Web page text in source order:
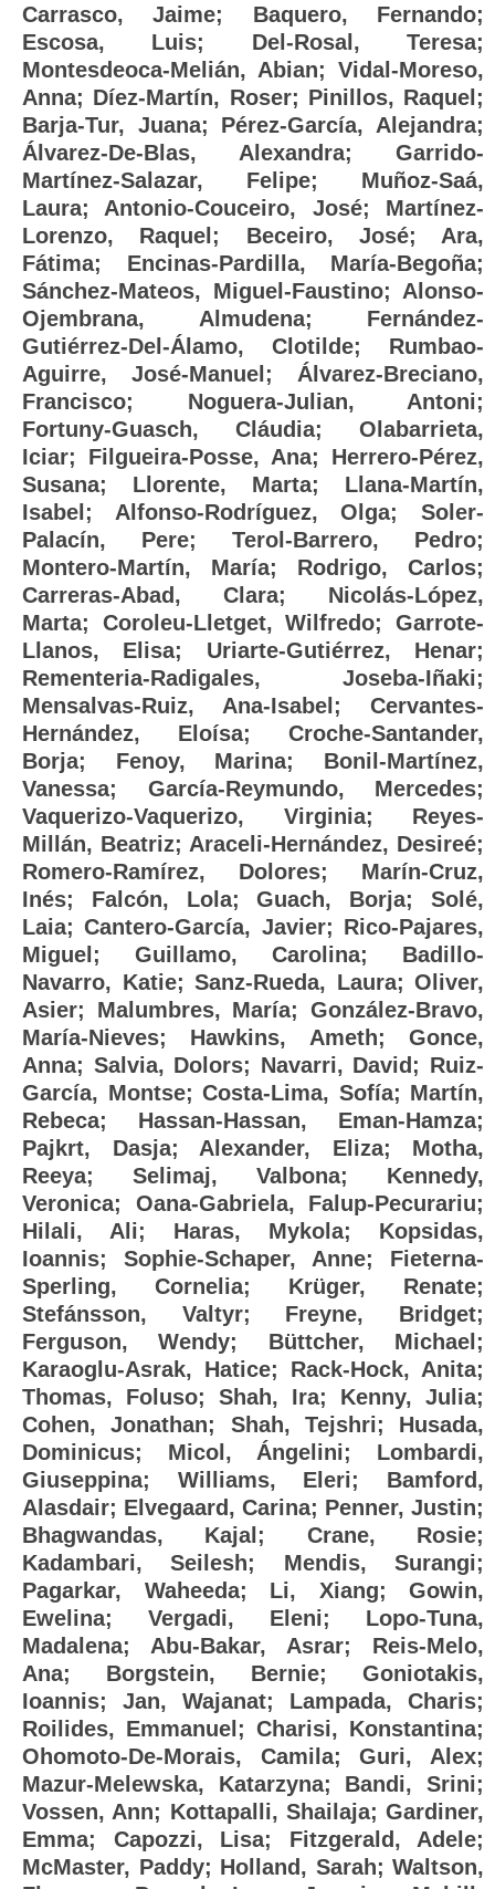
Carrasco, Jaime; Baquero, Fernando;
Escosa, Luis; Del-Rosal, Teresa;
Montesdeoca-Melián, Abian; Vidal-Moreso,
Anna; Díez-Martín, Roser; Pinillos, Raquel ;
Barja-Tur, Juana; Pérez-García, Alejandra;
Álvarez-De-Blas, Alexandra; Garrido-
Martínez-Salazar, Felipe; Muñoz-Saá,
Laura; Antonio-Couceiro, José; Martínez-
Lorenzo, Raquel ; Beceiro, José; Ara,
Fátima; Encinas-Pardilla, María-Begoña;
Sánchez-Mateos, Miguel-Faustino; Alonso-
Ojembrana, Almudena; Fernández-
Gutiérrez-Del-Álamo, Clotilde; Rumbao-
Aguirre, José-Manuel ; Álvarez-Breciano,
Francisco; Noguera-Julian, Antoni;
Fortuny-Guasch, Cláudia; Olabarrieta,
Iciar; Filgueira-Posse, Ana; Herrero-Pérez,
Susana; Llorente, Marta; Llana-Martín,
Isabel ; Alfonso-Rodríguez, Olga;Soler-
Palacín, Pere; Terol-Barrero, Pedro;
Montero-Martín, María; Rodrigo, Carlos;
Carreras-Abad, Clara; Nicolás-López,
Marta; Coroleu-Lletget, Wilfredo;Garrote-
Llanos, Elisa; Uriarte-Gutiérrez, Henar;
Rementeria-Radigales, Joseba-Iñaki;
Mensalvas-Ruiz, Ana-Isabel ; Cervantes-
Hernández, Eloísa; Croche-Santander,
Borja; Fenoy, Marina; Bonil-Martínez,
Vanessa; García-Reymundo, Mercedes;
Vaquerizo-Vaquerizo, Virginia; Reyes-
Millán, Beatriz; Araceli-Hernández, Desireé;
Romero-Ramírez, Dolores; Marín-Cruz,
Inés; Falcón, Lola;Guach, Borja;Solé,
Laia;Cantero-García, Javier; Rico-Pajares,
Miguel ; Guillamo, Carolina; Badillo-
Navarro, Katie; Sanz-Rueda, Laura; Oliver,
Asier; Malumbres, María;González-Bravo,
María-Nieves; Hawkins, Ameth;Gonce,
Anna; Salvia, Dolors; Navarri, David ; Ruiz-
García, Montse; Costa-Lima, Sofía; Martín,
Rebeca; Hassan-Hassan, Eman-Hamza;
Pajkrt, Dasja; Alexander, Eliza; Motha,
Reeya; Selimaj, Valbona; Kennedy,
Veronica; Oana-Gabriela, Falup-Pecurariu;
Hilali, Ali; Haras, Mykola; Kopsidas,
Ioannis; Sophie-Schaper, Anne; Fieterna-
Sperling, Cornelia; Krüger, Renate;
Stefánsson, Valtyr; Freyne, Bridget;
Ferguson, Wendy; Büttcher, Michael ;
Karaoglu-Asrak, Hatice; Rack-Hock, Anita;
Thomas, Foluso; Shah, Ira; Kenny, Julia;
Cohen, Jonathan; Shah, Tejshri; Husada,
Dominicus; Micol, Ángelini; Lombardi,
Giuseppina; Williams, Eleri; Bamford,
Alasdair; Elvegaard, Carina; Penner, Justin;
Bhagwandas, Kajal ; Crane, Rosie;
Kadambari, Seilesh; Mendis, Surangi;
Pagarkar, Waheeda; Li, Xiang; Gowin,
Ewelina; Vergadi, Eleni; Lopo-Tuna,
Madalena; Abu-Bakar, Asrar; Reis-Melo,
Ana; Borgstein, Bernie; Goniotakis,
Ioannis; Jan, Wajanat; Lampada, Charis;
Roilides, Emmanuel ; Charisi, Konstantina;
Ohomoto-De-Morais, Camila;Guri, Alex;
Mazur-Melewska, Katarzyna; Bandi, Srini;
Vossen, Ann; Kottapalli, Shailaja; Gardiner,
Emma; Capozzi, Lisa; Fitzgerald, Adele;
McMaster, Paddy; Holland, Sarah; Waltson,